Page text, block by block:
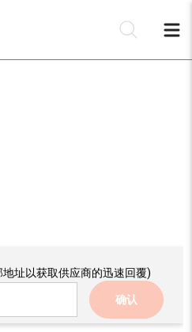
址以获取供应商的迅速回覆)
确认